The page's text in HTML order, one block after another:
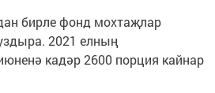
бирле фонд мохтаҗлар
2021 елның
кадәр 2600 порция кайнар